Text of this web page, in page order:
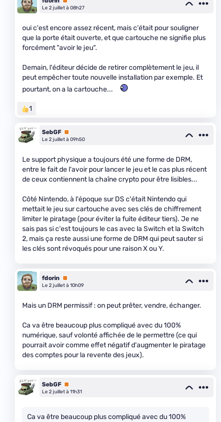
Le 2 juillet à 08h27
oui c'est encore assez récent, mais c'était pour souligner
que la porte était ouverte, et que cartouche ne signifie plus
forcément "avoir le jeu".
Demain, l'éditeur décide de retirer complètement le jeu, il
peut empêcher toute nouvelle installation par exemple. Et
pourtant, on a la cartouche...
1
SebGF Premium
Le 2 juillet à 09h50
Le support physique a toujours été une forme de DRM,
entre le fait de l'avoir pour lancer le jeu et le cas plus récent
de ceux contiennent la chaîne crypto pour être lisibles...
Côté Nintendo, à l'époque sur DS c'était Nintendo qui
mettait le jeu sur cartouche avec ses clés de chiffrement
limiter le piratage (pour éviter la fuite éditeur tiers). Je ne
sais pas si c'est toujours le cas avec la Switch et la Switch
2, mais ça reste aussi une forme de DRM qui peut sauter si
les clés sont révoqués pour une raison X ou Y.
fdorin
Premium
Le 2 juillet à 10h09
Mais un DRM permissif : on peut prêter, vendre, échanger.
Ca va être beaucoup plus compliqué avec du 100%
numérique, sauf volonté affichée de le permettre (ce qui
pourrait avoir comme effet négatif d'augmenter le piratage
des comptes pour la revente des jeux).
SebGF Premium
Le 2 juillet à 11h31
Ca va être beaucoup plus compliqué avec du 100%